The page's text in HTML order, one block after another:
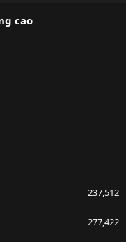
cao
237,512
277,422